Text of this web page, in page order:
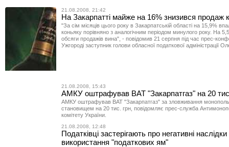
21.08.2008, 21:42
На Закарпатті майже на 16% знизився продаж
"За сім місяців цього року в Закарпатській області на 15,9%
коньяку порівняно з аналогічним періодом минулого року. На
обсяги продажів вина", - повідомив 21 серпня під час прес-
Ужгороді заступник голови обласної податкової адміністрації
21.08.2008, 15:43
АМКУ оштрафував ВАТ "Закарпатгаз" на 20
АМКУ оштрафував ВАТ "Закарпатгаз" за зловживання
становищем на 20 тис. грн, повідомляє прес-служба
комітету України.
21.08.2008, 12:48
Податківці застерігають про негативні наслідки
використання "податкових ям"